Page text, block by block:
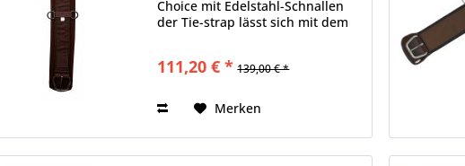
Choice mit Edelstahl-Schnallen
der Tie-strap lässt sich mit dem
Material: 100% Neopren leicht zu
111,20 € * 139,00 € *
Merken